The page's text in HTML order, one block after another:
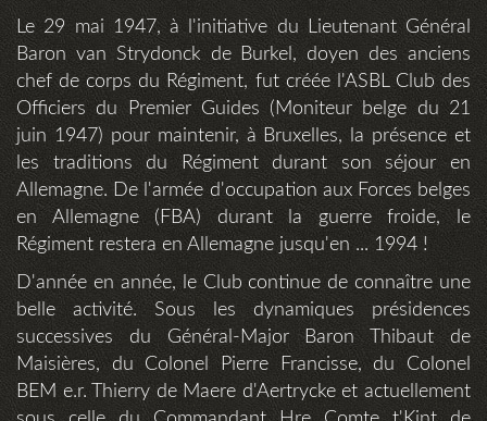
Le 29 mai 1947, à l'initiative du Lieutenant Général
Baron van Strydonck de Burkel, doyen des anciens
chef de corps du Régiment, fut créée l'ASBL Club des
Officiers du Premier Guides (Moniteur belge du 21
juin 1947) pour maintenir, à Bruxelles, la présence et
les traditions du Régiment durant son séjour en
Allemagne. De l'armée d'occupation aux Forces belges
en Allemagne (FBA) durant la guerre froide, le
Régiment restera en Allemagne jusqu'en ... 1994 !
D'année en année, le Club continue de connaître une
belle activité. Sous les dynamiques présidences
successives du Général-Major Baron Thibaut de
Maisières, du Colonel Pierre Francisse, du Colonel
BEM e.r. Thierry de Maere d'Aertrycke et actuellement